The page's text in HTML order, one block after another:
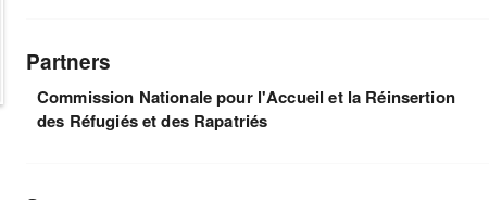
Partners
Commission Nationale pour l'Accueil et la Réinsertion
des Réfugiés et des Rapatriés